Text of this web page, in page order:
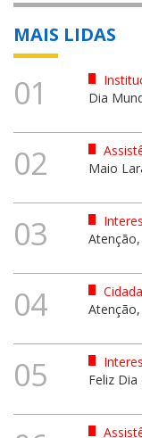
MAIS LIDAS
01
Dia
02
Maio
03
04
05
Feliz